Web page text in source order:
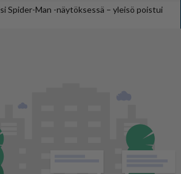
Spider-Man -näytöksessä – yleisö poistui